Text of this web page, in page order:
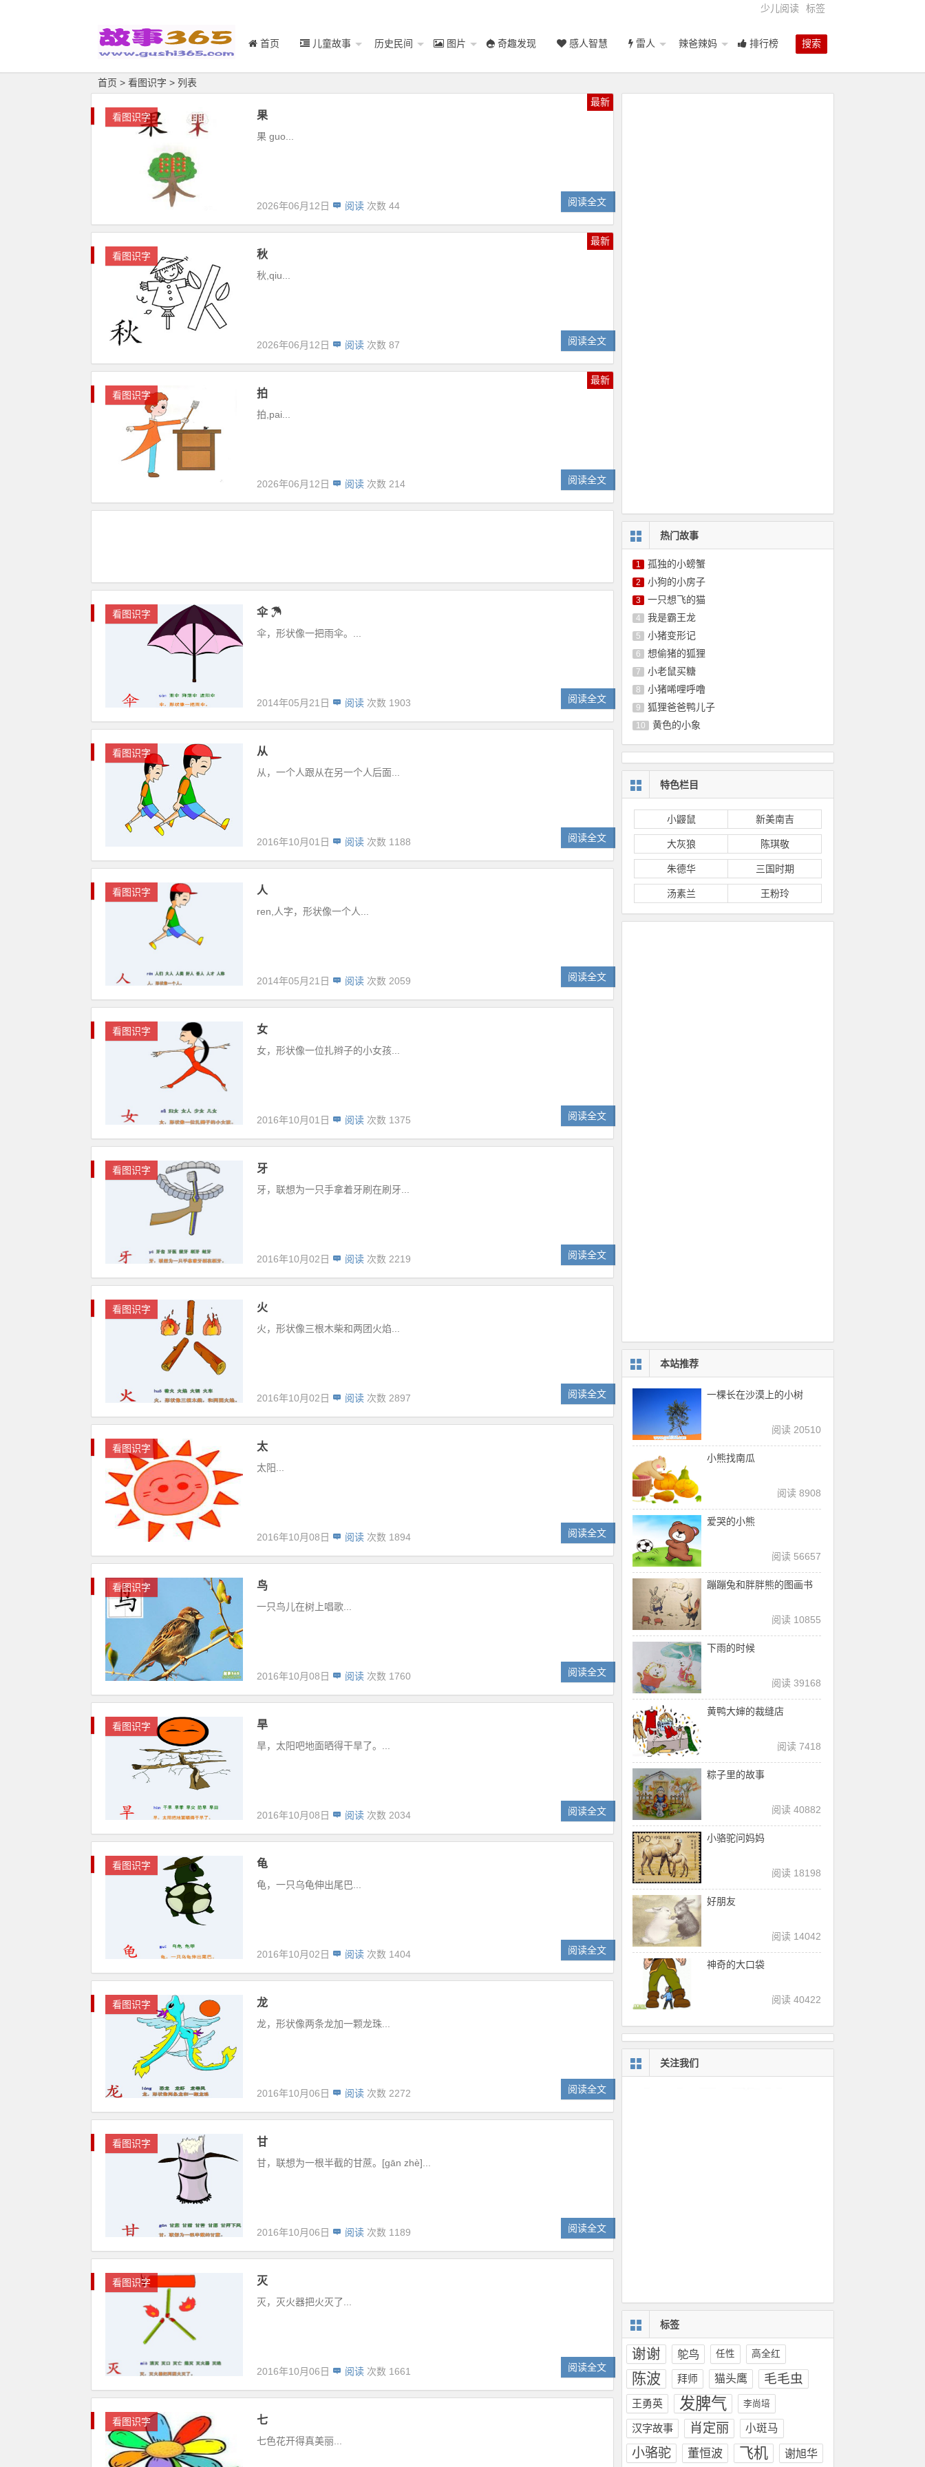
少儿阅读 标签
搜索
首页 儿童故事 历史民间 图片 奇趣发现 感人智慧 雷人 辣爸辣妈 排行榜
首页 > 看图识字 > 列表
看图识字 果
果 guo...
最新
2026年06月12日 阅读 次数 44 阅读全文
看图识字 秋
秋,qiu...
最新
2026年06月12日 阅读 次数 87 阅读全文
看图识字 拍
拍,pai...
最新
2026年06月12日 阅读 次数 214 阅读全文
看图识字 伞 ☂
伞，形状像一把雨伞。...
2014年05月21日 阅读 次数 1903 阅读全文
看图识字 从
从，一个人跟从在另一个人后面...
2016年10月01日 阅读 次数 1188 阅读全文
看图识字 人
ren,人字，形状像一个人...
2014年05月21日 阅读 次数 2059 阅读全文
看图识字 女
女，形状像一位扎辫子的小女孩...
2016年10月01日 阅读 次数 1375 阅读全文
看图识字 牙
牙，联想为一只手拿着牙刷在刷牙...
2016年10月02日 阅读 次数 2219 阅读全文
看图识字 火
火，形状像三根木柴和两团火焰...
2016年10月02日 阅读 次数 2897 阅读全文
看图识字 太
太阳...
2016年10月08日 阅读 次数 1894 阅读全文
看图识字 鸟
一只鸟儿在树上唱歌...
2016年10月08日 阅读 次数 1760 阅读全文
看图识字 旱
旱，太阳吧地面晒得干旱了。...
2016年10月08日 阅读 次数 2034 阅读全文
看图识字 龟
龟，一只乌龟伸出尾巴...
2016年10月02日 阅读 次数 1404 阅读全文
看图识字 龙
龙，形状像两条龙加一颗龙珠...
2016年10月06日 阅读 次数 2272 阅读全文
看图识字 甘
甘，联想为一根半截的甘蔗。[gān zhè]...
2016年10月06日 阅读 次数 1189 阅读全文
看图识字 灭
灭，灭火器把火灭了...
2016年10月06日 阅读 次数 1661 阅读全文
看图识字 七
七色花开得真美丽...
热门故事
1 孤独的小螃蟹
2 小狗的小房子
3 一只想飞的猫
4 我是霸王龙
5 小猪变形记
6 想偷猪的狐狸
7 小老鼠买糖
8 小猪唏哩呼噜
9 狐狸爸爸鸭儿子
10 黄色的小象
特色栏目
小鼹鼠 新美南吉
大灰狼 陈琪敬
朱德华 三国时期
汤素兰 王粉玲
本站推荐
一棵长在沙漠上的小树
阅读 20510
小熊找南瓜
阅读 8908
爱哭的小熊
阅读 56657
蹦蹦兔和胖胖熊的图画书
阅读 10855
下雨的时候
阅读 39168
黄鸭大婶的裁缝店
阅读 7418
粽子里的故事
阅读 40882
小骆驼问妈妈
阅读 18198
好朋友
阅读 14042
神奇的大口袋
阅读 40422
关注我们
标签
谢谢 鸵鸟 任性 高全红
陈波 拜师 猫头鹰 毛毛虫
王勇英 发脾气 李尚培
汉字故事 肖定丽 小斑马
小骆驼 董恒波 飞机 谢旭华